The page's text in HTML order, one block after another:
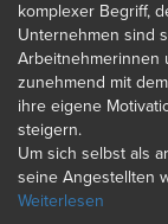
komplexer Begriff,
Unternehmen sind
Arbeitnehmerinnen
zunehmend mit
ihre eigene
steigern.
Um sich selbst als
seine Angestellten
braucht man etwas
Weiterlesen